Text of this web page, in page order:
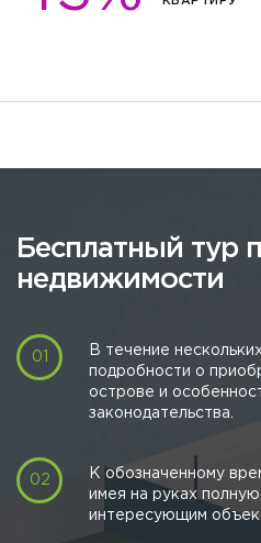
Бесплатный тур
недвижимости
В течение
подробности о
острове и
законодательства.
К обозначенному
имея на руках
интересующим